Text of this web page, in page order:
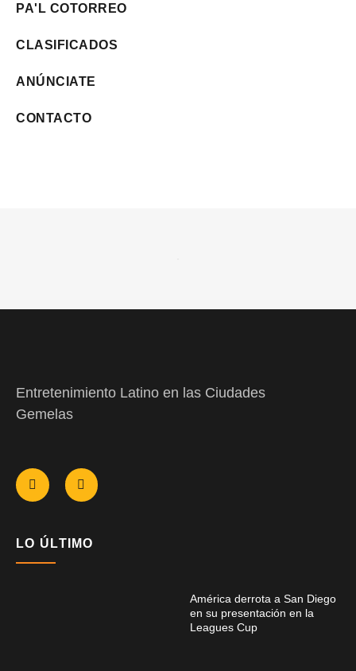
PA'L COTORREO
CLASIFICADOS
ANÚNCIATE
CONTACTO
Entretenimiento Latino en las Ciudades
Gemelas
LO ÚLTIMO
América derrota a San Diego
en su presentación en la
Leagues Cup